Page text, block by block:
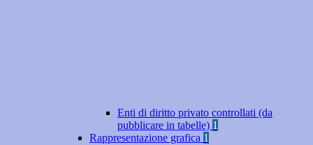
Enti di diritto privato controllati (da
pubblicare in tabelle) 1
Rappresentazione grafica 1